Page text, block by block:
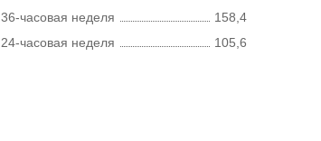
36-часовая неделя
158,4
24-часовая неделя
105,6